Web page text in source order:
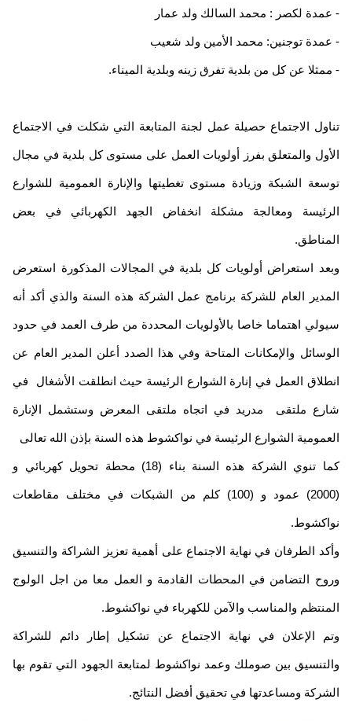
لكصر : محمد السالك ولد عمار
توجنين: محمد الأمين ولد شعيب
عن كل من بلدية تفرق زينه وبلدية الميناء.
الاجتماع حصيلة عمل لجنة المتابعة التي شكلت في الاجتماع
والمتعلق بفرز أولويات العمل على مستوى كل بلدية في مجال
الشبكة وزيادة مستوى تغطيتها والإنارة العمومية للشوارع
ومعالجة مشكلة انخفاض الجهد الكهربائي في بعض
استعراض أولويات كل بلدية في المجالات المذكورة استعرض
العام للشركة برنامج عمل الشركة هذه السنة والذي أكد أنه
اهتماما خاصا بالأولويات المحددة من طرف العمد في حدود
والإمكانات المتاحة وفي هذا الصدد أعلن المدير العام عن
العمل في إنارة الشوارع الرئيسة حيث انطلقت الأشغال في
ملتقى مدريد في اتجاه ملتقى المعرض وستشمل الإنارة
الشوارع الرئيسة في نواكشوط هذه السنة بإذن الله تعالى
كما تنوي الشركة هذه السنة بناء (18) محطة تحويل كهربائي و
(2000) عمود و (100) كلم من الشبكات في مختلف مقاطعات
الطرفان في نهاية الاجتماع على أهمية تعزيز الشراكة والتنسيق
التضامن في المحطات القادمة و العمل معا من اجل الولوج
والمناسب والآمن للكهرباء في نواكشوط.
الإعلان في نهاية الاجتماع عن تشكيل إطار دائم للشراكة
بين صوملك وعمد نواكشوط لمتابعة الجهود التي تقوم بها
ومساعدتها في تحقيق أفضل النتائج.